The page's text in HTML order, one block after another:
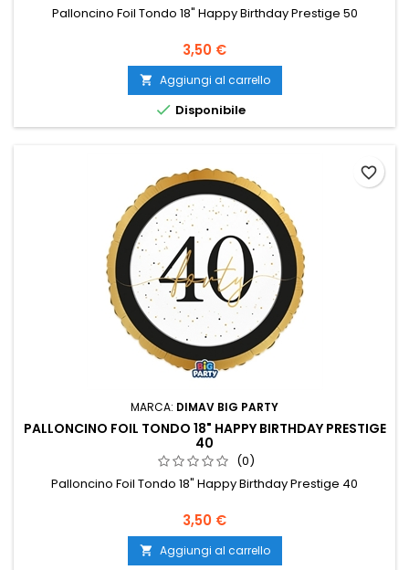
Palloncino Foil Tondo 18" Happy Birthday Prestige 50
Prezzo
3,50 €
 Aggiungi al carrello
 Disponibile
MARCA: DIMAV BIG PARTY
PALLONCINO FOIL TONDO 18" HAPPY BIRTHDAY PRESTIGE
40
(0)
Palloncino Foil Tondo 18" Happy Birthday Prestige 40
Prezzo
3,50 €
 Aggiungi al carrello
favorite_border